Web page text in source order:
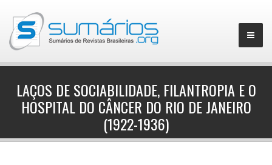
▼
LAÇOS DE SOCIABILIDADE, FILANTROPIA E O
HOSPITAL DO CÂNCER DO RIO DE JANEIRO
(1922-1936)